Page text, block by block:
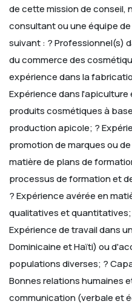
de cette mission de conseil,
consultant ou une équipe
suivant : ? Professionnel(s)
du commerce des
expérience dans la
Expérience dans
produits cosmétiques à
production apicole; ?
promotion de marques ou
matière de plans de
processus de formation et
? Expérience avérée en
qualitatives et quantitatives;
Expérience de travail dans
Dominicaine et Haïti) ou
populations diverses; ?
Bonnes relations humaines
communication (verbale et